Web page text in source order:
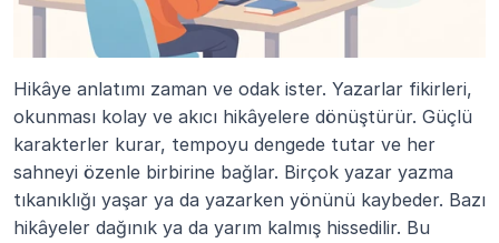
Hikâye anlatımı zaman ve odak ister. Yazarlar fikirleri,
okunması kolay ve akıcı hikâyelere dönüştürür. Güçlü
karakterler kurar, tempoyu dengede tutar ve her
sahneyi özenle birbirine bağlar. Birçok yazar yazma
tıkanıklığı yaşar ya da yazarken yönünü kaybeder. Bazı
hikâyeler dağınık ya da yarım kalmış hissedilir. Bu